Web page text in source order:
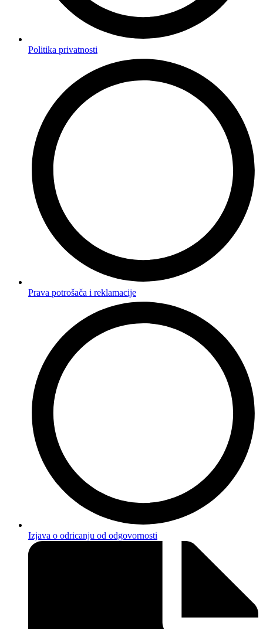
Politika privatnosti
Prava potrošača i reklamacije
Izjava o odricanju od odgovornosti